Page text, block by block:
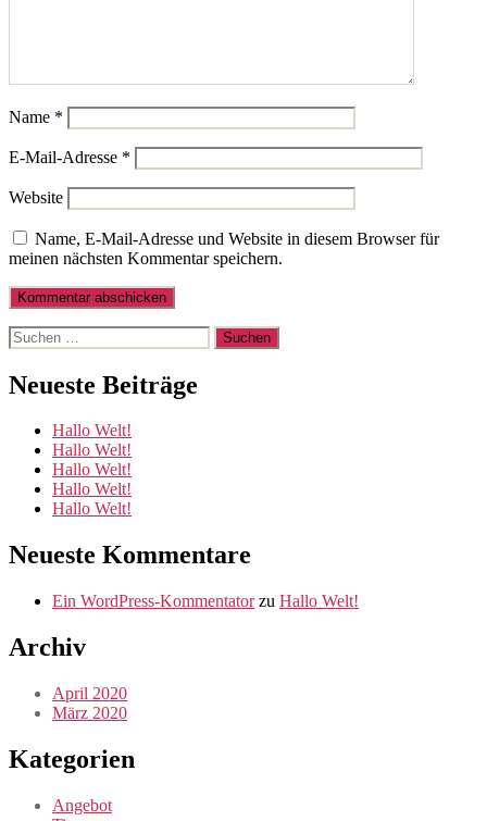
Name *
E-Mail-Adresse *
Website
Name, E-Mail-Adresse und Website in diesem Browser für
meinen nächsten Kommentar speichern.
Suchen
nach:
Neueste Beiträge
Hallo Welt!
Hallo Welt!
Hallo Welt!
Hallo Welt!
Hallo Welt!
Neueste Kommentare
Ein WordPress-Kommentatorzu Hallo Welt!
Archiv
April 2020
März 2020
Kategorien
Angebot